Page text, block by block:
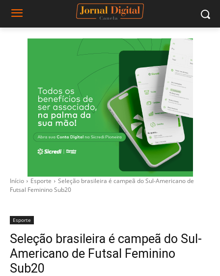
Início Esporte
Seleção brasileira é campeã do Sul-Americano de
Futsal Feminino Sub20
Esporte
Seleção brasileira é campeã do Sul-
Americano de Futsal Feminino
Sub20